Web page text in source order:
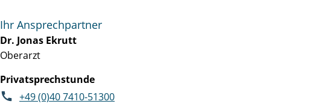
Ihr Ansprechpartner
Dr. Jonas Ekrutt
Oberarzt
Privatsprechstunde
+49 (0)40 7410-51300